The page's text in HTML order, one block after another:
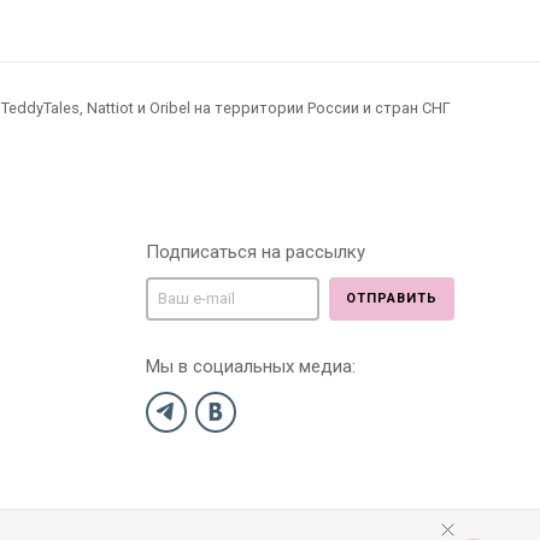
Nattiot и Oribel на территории России и стран СНГ
Подписаться на рассылку
ОТПРАВИТЬ
Мы в социальных медиа: